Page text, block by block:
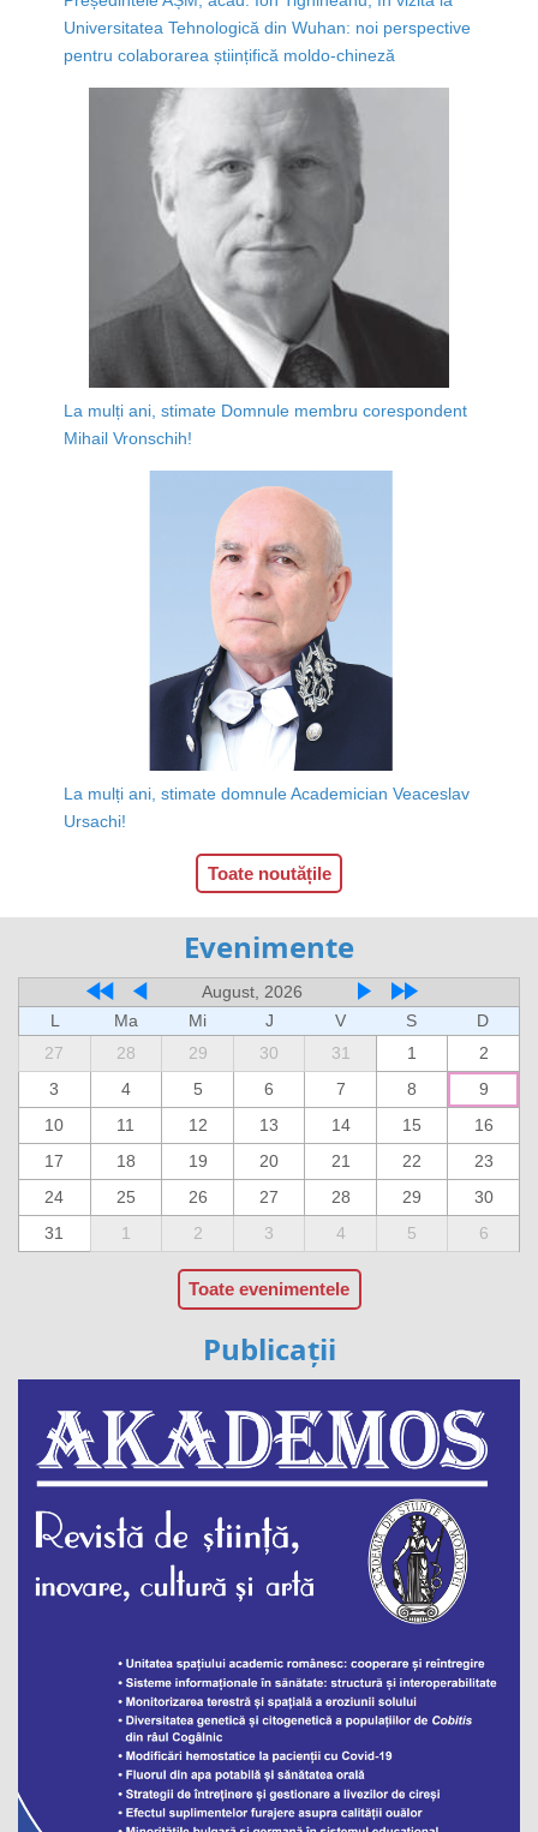
Universitatea Tehnologică din Wuhan: noi perspective
pentru colaborarea științifică moldo-chineză
La mulți ani, stimate Domnule membru corespondent
Mihail Vronschih!
La mulți ani, stimate domnule Academician Veaceslav
Ursachi!
Toate noutățile
Evenimente
August, 2026
L
Ma Mi J V S
D
27
28 29 30 31 1
2
3
4 5 6 7 8
9
10
11 12 13 14 15
16
17
18 19 20 21 22
23
24
25 26 27 28 29
30
31
1 2 3 4 5 6
Toate evenimentele
Publicații